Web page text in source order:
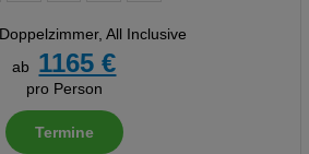
Doppelzimmer, All Inclusive
ab
1165 €
pro Person
Termine